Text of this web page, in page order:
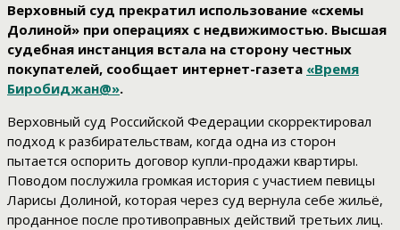
Верховный суд прекратил использование «схемы
Долиной» при операциях с недвижимостью. Высшая
судебная инстанция встала на сторону честных
покупателей, сообщает интернет-газета «Время
Биробиджан@».
Верховный суд Российской Федерации скорректировал
подход к разбирательствам, когда одна из сторон
пытается оспорить договор купли-продажи квартиры.
Поводом послужила громкая история с участием певицы
Ларисы Долиной, которая через суд вернула себе жильё,
проданное после противоправных действий третьих лиц.